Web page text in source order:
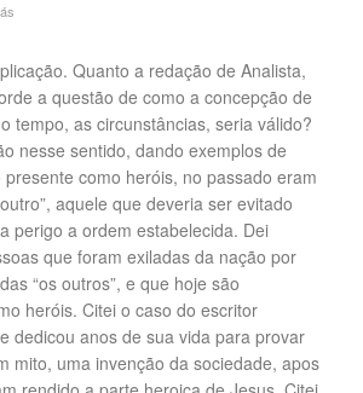
Quanto a redação de Analista,
a questão de como a concepção de
tempo, as circunstâncias, seria válido?
nesse sentido, dando exemplos de
como heróis, no passado eram
aquele que deveria ser evitado
perigo a ordem estabelecida. Dei
que foram exiladas da nação por
“os outros”, e que hoje são
heróis. Citei o caso do escritor
dedicou anos de sua vida para provar
mito, uma invenção da sociedade, apos